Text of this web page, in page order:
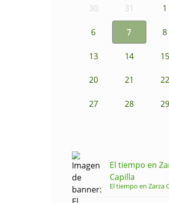
30 31 1
6 7 8
13 14 15
20 21 22
27 28 29
El tiempo en
Capilla
El tiempo en Zarza